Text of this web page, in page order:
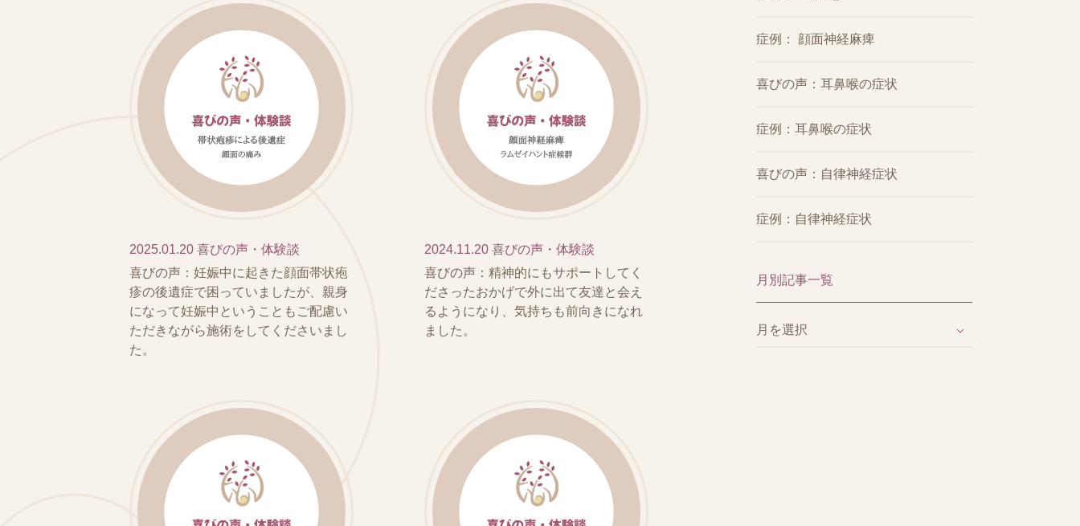
2025.01.20 喜びの声・体験談
喜びの声：妊娠中に起きた顔面帯状疱
疹の後遺症で困っていましたが、親身
になって妊娠中ということもご配慮い
ただきながら施術をしてくださいまし
た。
2024.11.20 喜びの声・体験談
喜びの声：精神的にもサポートしてく
ださったおかげで外に出て友達と会え
るようになり、気持ちも前向きになれ
ました。
症例： 顔面神経麻痺
喜びの声：耳鼻喉の症状
症例：耳鼻喉の症状
喜びの声：自律神経症状
症例：自律神経症状
月別記事一覧